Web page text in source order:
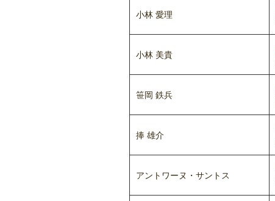
小林 愛理
小林 美貴
笹岡 鉄兵
捧 雄介
アントワーヌ・サントス